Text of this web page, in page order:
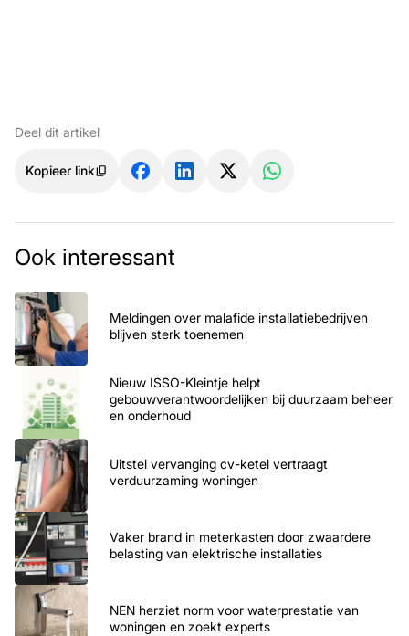
Deel dit artikel
Kopieer link
Ook interessant
Meldingen over malafide installatiebedrijven
blijven sterk toenemen
Nieuw ISSO-Kleintje helpt
gebouwverantwoordelijken bij duurzaam beheer
en onderhoud
Uitstel vervanging cv-ketel vertraagt
verduurzaming woningen
Vaker brand in meterkasten door zwaardere
belasting van elektrische installaties
NEN herziet norm voor waterprestatie van
woningen en zoekt experts